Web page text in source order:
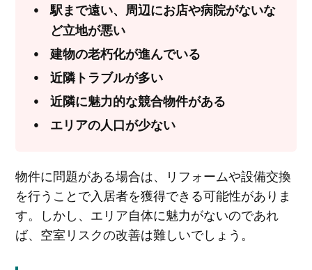
駅まで遠い、周辺にお店や病院がないな
ど立地が悪い
建物の老朽化が進んでいる
近隣トラブルが多い
近隣に魅力的な競合物件がある
エリアの人口が少ない
物件に問題がある場合は、リフォームや設備交換
を行うことで入居者を獲得できる可能性がありま
す。しかし、エリア自体に魅力がないのであれ
ば、空室リスクの改善は難しいでしょう。